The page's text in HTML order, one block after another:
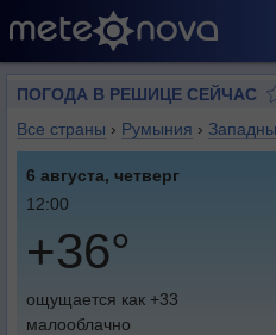
ПОГОДА В РЕШИЦЕ СЕЙЧАС
Все страны › Румыния ›
6 августа, четверг
12:00
+36°
ощущается как +33
малооблачно